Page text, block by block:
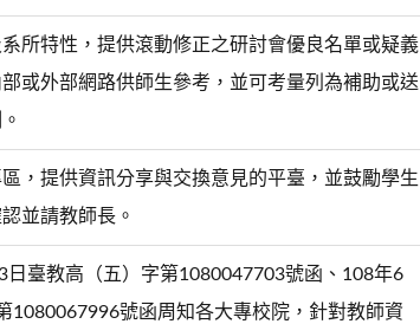
所特性，提供滾動修正之研討會優良名單或疑義
或外部網路供師生參考，並可考量列為補助或送
，提供資訊分享與交換意見的平臺，並鼓勵學生
並請教師長。
日臺教高（五）字第1080047703號函、108年6
1080067996號函周知各大專校院，針對教師資